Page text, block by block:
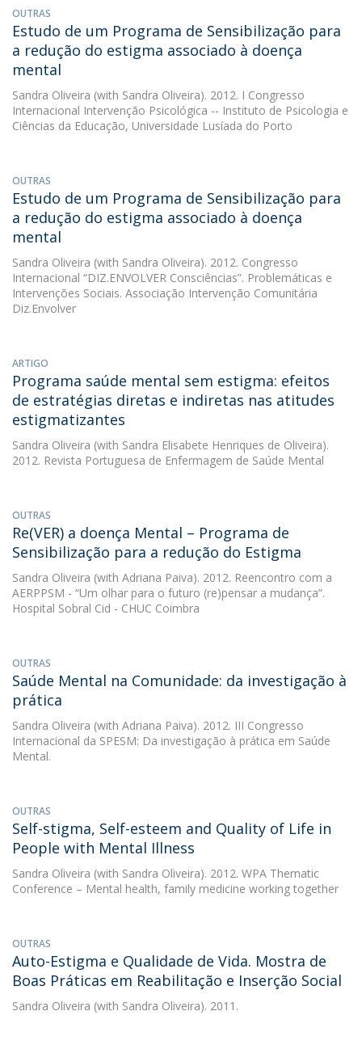
OUTRAS
Estudo de um Programa de Sensibilização para
a redução do estigma associado à doença
mental
Sandra Oliveira (with Sandra Oliveira). 2012. I Congresso
Internacional Intervenção Psicológica -- Instituto de Psicologia e
Ciências da Educação, Universidade Lusíada do Porto
OUTRAS
Estudo de um Programa de Sensibilização para
a redução do estigma associado à doença
mental
Sandra Oliveira (with Sandra Oliveira). 2012. Congresso
Internacional “DIZ.ENVOLVER Consciências”. Problemáticas e
Intervenções Sociais. Associação Intervenção Comunitária
Diz.Envolver
ARTIGO
Programa saúde mental sem estigma: efeitos
de estratégias diretas e indiretas nas atitudes
estigmatizantes
Sandra Oliveira (with Sandra Elisabete Henriques de Oliveira).
2012. Revista Portuguesa de Enfermagem de Saúde Mental
OUTRAS
Re(VER) a doença Mental – Programa de
Sensibilização para a redução do Estigma
Sandra Oliveira (with Adriana Paiva). 2012. Reencontro com a
AERPPSM - “Um olhar para o futuro (re)pensar a mudança”.
Hospital Sobral Cid - CHUC Coimbra
OUTRAS
Saúde Mental na Comunidade: da investigação à
prática
Sandra Oliveira (with Adriana Paiva). 2012. III Congresso
Internacional da SPESM: Da investigação à prática em Saúde
Mental.
OUTRAS
Self-stigma, Self-esteem and Quality of Life in
People with Mental Illness
Sandra Oliveira (with Sandra Oliveira). 2012. WPA Thematic
Conference – Mental health, family medicine working together
OUTRAS
Auto-Estigma e Qualidade de Vida. Mostra de
Boas Práticas em Reabilitação e Inserção Social
Sandra Oliveira (with Sandra Oliveira). 2011.